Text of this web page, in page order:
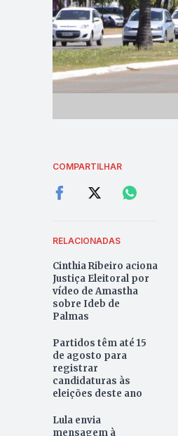
COMPARTILHAR
RELACIONADAS
Cinthia Ribeiro aciona
Justiça Eleitoral por
vídeo de Amastha
sobre Ideb de
Palmas
Partidos têm até 15
de agosto para
registrar
candidaturas às
eleições deste ano
Lula envia
mensagem à